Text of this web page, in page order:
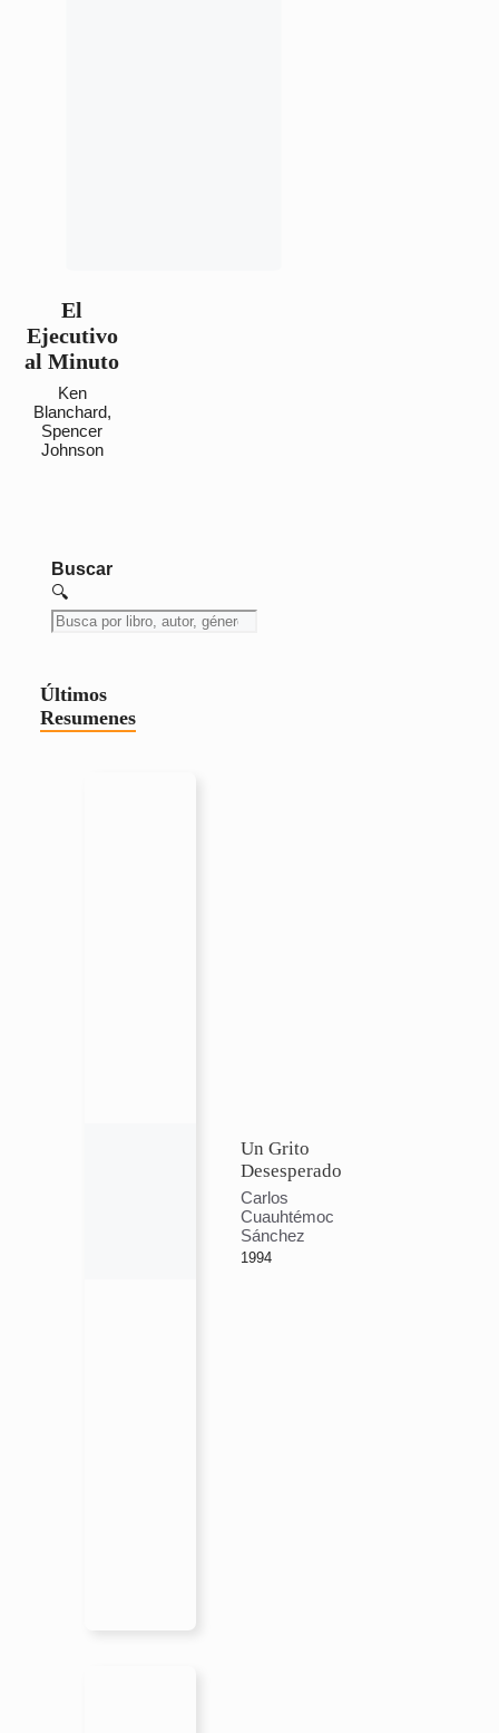
El
Ejecutivo
al Minuto
Ken
Blanchard,
Spencer
Johnson
Buscar
🔍
Últimos
Resumenes
Un Grito
Desesperado
Carlos
Cuauhtémoc
Sánchez
1994